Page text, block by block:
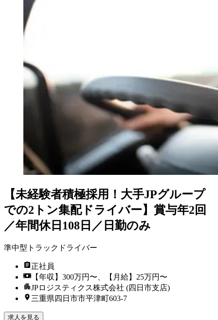
【未経験者積極採用！大手JPグループ
での2トン集配ドライバー】賞与年2回
／年間休日108日／日勤のみ
準中型トラックドライバー
正社員
【年収】300万円〜、【月給】25万円〜
JPロジスティクス株式会社 (四日市支店)
三重県四日市市平津町603-7
求人を見る